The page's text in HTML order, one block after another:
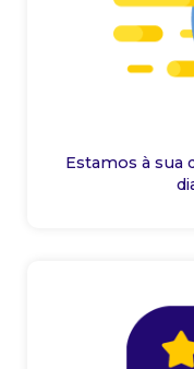
Estamos à sua